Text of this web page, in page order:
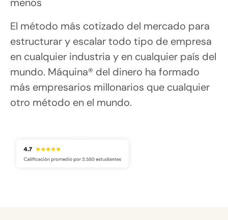
El método más cotizado del mercado para
estructurar y escalar todo tipo de empresa
en cualquier industria y en cualquier país del
mundo. Máquina® del dinero ha formado
más empresarios millonarios que cualquier
otro método en el mundo.